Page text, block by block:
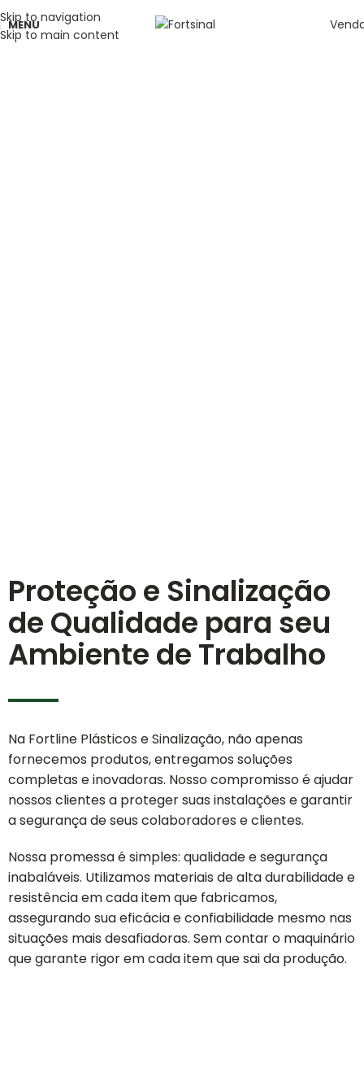
Skip to navigation
Skip to main content
MENU
Proteção e Sinalização
de Qualidade para seu
Ambiente de Trabalho
Na Fortline Plásticos e Sinalização, não apenas
fornecemos produtos, entregamos soluções
completas e inovadoras. Nosso compromisso é ajudar
nossos clientes a proteger suas instalações e garantir
a segurança de seus colaboradores e clientes.
Nossa promessa é simples: qualidade e segurança
inabaláveis. Utilizamos materiais de alta durabilidade e
resistência em cada item que fabricamos,
assegurando sua eficácia e confiabilidade mesmo nas
situações mais desafiadoras. Sem contar o maquinário
que garante rigor em cada item que sai da produção.